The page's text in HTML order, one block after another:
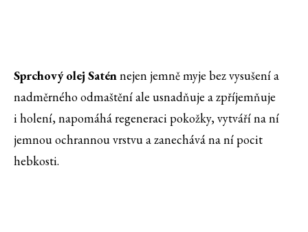
Sprchový olej Saténnejen jemně myje bez vysušení a
nadměrného odmaštění ale usnadňuje a zpříjemňuje
i holení, napomáhá regeneraci pokožky, vytváří na ní
jemnou ochrannou vrstvu a zanechává na ní pocit
hebkosti.